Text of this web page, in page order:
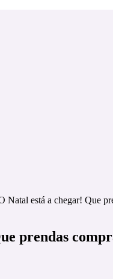
Natal está a chegar! Que
prendas